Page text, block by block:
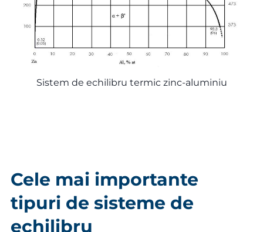
Sistem de echilibru termic zinc-aluminiu
Cele mai importante
tipuri de sisteme de
echilibru